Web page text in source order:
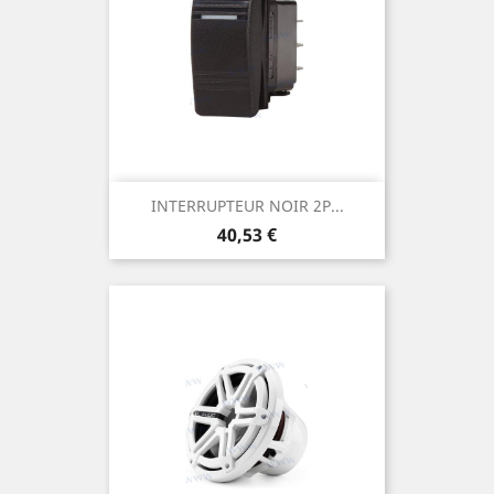
INTERRUPTEUR NOIR 2P...
Prix
40,53 €